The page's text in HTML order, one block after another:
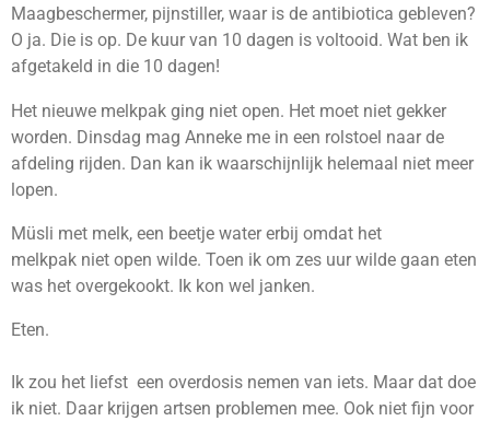
Maagbeschermer, pijnstiller, waar is de antibiotica gebleven?
O ja. Die is op. De kuur van 10 dagen is voltooid. Wat ben ik
afgetakeld in die 10 dagen!
Het nieuwe melkpak ging niet open. Het moet niet gekker
worden. Dinsdag mag Anneke me in een rolstoel naar de
afdeling rijden. Dan kan ik waarschijnlijk helemaal niet meer
lopen.
Müsli met melk, een beetje water erbij omdat het
melkpak niet open wilde. Toen ik om zes uur wilde gaan eten
was het overgekookt. Ik kon wel janken.
Eten.
Ik zou het liefst een overdosis nemen van iets. Maar dat doe
ik niet. Daar krijgen artsen problemen mee. Ook niet fijn voor